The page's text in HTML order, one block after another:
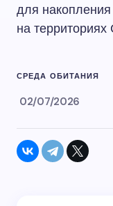
для
на
СРЕДА ОБИТАНИЯ
02/07/2026